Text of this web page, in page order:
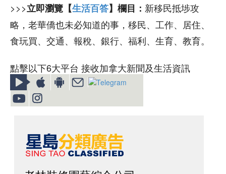
>>>立即瀏覽【生活百答】欄目： 新移民抵埗攻
略，老華僑也未必知道的事，移民、工作、居住、
食玩買、交通、報稅、銀行、福利、生育、教育。
點擊以下6大平台 接收加拿大新聞及生活資訊